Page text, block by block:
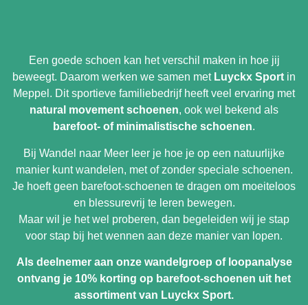
Een goede schoen kan het verschil maken in hoe jij
beweegt. Daarom werken we samen met Luyckx Sport in
Meppel. Dit sportieve familiebedrijf heeft veel ervaring met
natural movement schoenen, ook wel bekend als
barefoot- of minimalistische schoenen.
Bij Wandel naar Meer leer je hoe je op een natuurlijke
manier kunt wandelen, met of zonder speciale schoenen.
Je hoeft geen barefoot-schoenen te dragen om moeiteloos
en blessurevrij te leren bewegen.
Maar wil je het wel proberen, dan begeleiden wij je stap
voor stap bij het wennen aan deze manier van lopen.
Als deelnemer aan onze wandelgroep of loopanalyse
ontvang je 10% korting op barefoot-schoenen uit het
assortiment van Luyckx Sport.